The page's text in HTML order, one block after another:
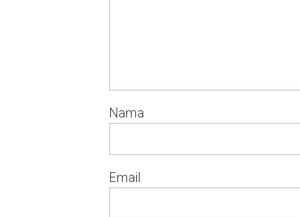
Nama
Email